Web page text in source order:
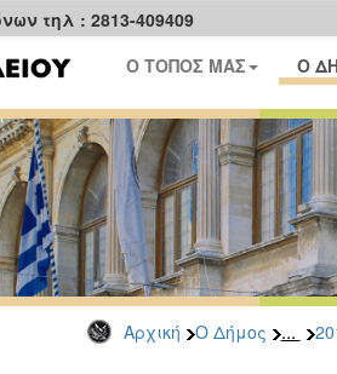
τηλ : 2813-409409
Ο ΤΟΠΟΣ ΜΑΣ Ο
Αρχική Ο Δήμος ...